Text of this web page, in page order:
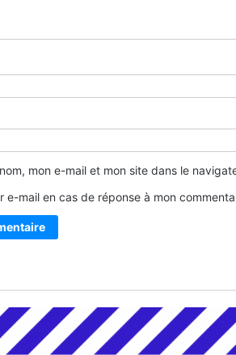
mon e-mail et mon site dans le
e-mail en cas de réponse à mon